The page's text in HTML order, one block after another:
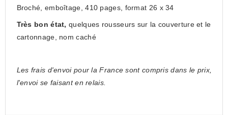
Broché, emboîtage, 410 pages, format 26 x 34
Très bon état,quelques rousseurs sur la couverture et le
cartonnage, nom caché
Les frais d'envoi pour la France sont compris dans le prix,
l'envoi se faisant en relais.